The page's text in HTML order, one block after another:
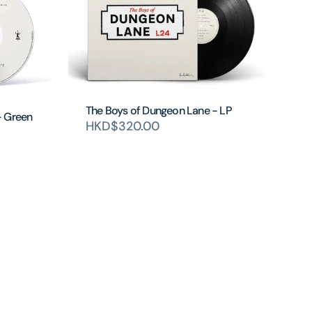
Green The Boys of Dungeon Lane - LP
HKD$320.00